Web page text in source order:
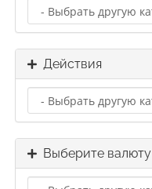
Действия
Выберите валюту